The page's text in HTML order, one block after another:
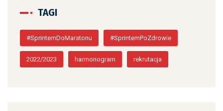
TAGI
#SprintemDoMaratonu #SprintemPoZdrowie
2022/2023 harmonogram rekrutacja